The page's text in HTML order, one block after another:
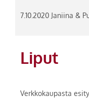
7.10.2020 Janiina &
Liput
Verkkokaupasta